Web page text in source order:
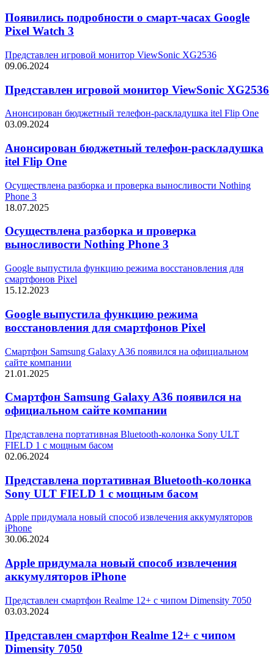
Появились подробности о смарт-часах Google
Pixel Watch 3
Представлен игровой монитор ViewSonic XG2536
09.06.2024
Представлен игровой монитор ViewSonic XG2536
Анонсирован бюджетный телефон-раскладушка itel Flip One
03.09.2024
Анонсирован бюджетный телефон-раскладушка
itel Flip One
Осуществлена разборка и проверка выносливости Nothing
Phone 3
18.07.2025
Осуществлена разборка и проверка
выносливости Nothing Phone 3
Google выпустила функцию режима восстановления для
смартфонов Pixel
15.12.2023
Google выпустила функцию режима
восстановления для смартфонов Pixel
Смартфон Samsung Galaxy A36 появился на официальном
сайте компании
21.01.2025
Смартфон Samsung Galaxy A36 появился на
официальном сайте компании
Представлена портативная Bluetooth-колонка Sony ULT
FIELD 1 с мощным басом
02.06.2024
Представлена портативная Bluetooth-колонка
Sony ULT FIELD 1 с мощным басом
Apple придумала новый способ извлечения аккумуляторов
iPhone
30.06.2024
Apple придумала новый способ извлечения
аккумуляторов iPhone
Представлен смартфон Realme 12+ с чипом Dimensity 7050
03.03.2024
Представлен смартфон Realme 12+ с чипом
Dimensity 7050